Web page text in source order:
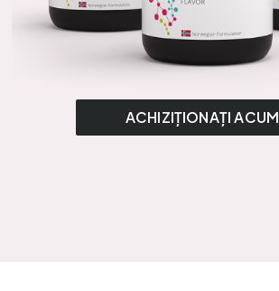
ACHIZIȚIONAȚI ACUM